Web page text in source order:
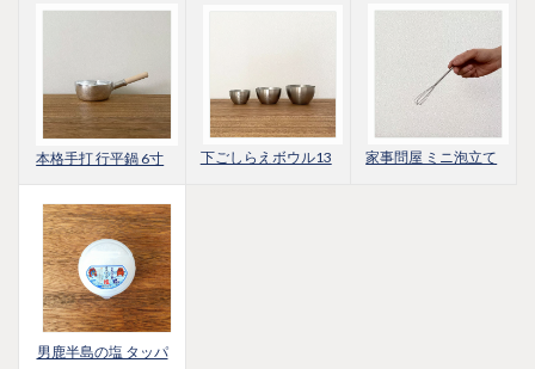
本格手打 行平鍋 6寸 下ごしらえボウル13 家事問屋 ミニ泡立て
男鹿半島の塩 タッパ